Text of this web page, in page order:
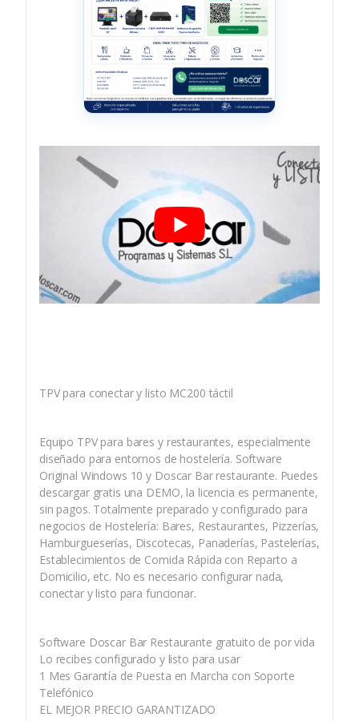
TPV para conectar y listo MC200 táctil
Equipo TPV para bares y restaurantes, especialmente
diseñado para entornos de hostelería. Software
Original Windows 10 y Doscar Bar restaurante. Puedes
descargar gratis una DEMO, la licencia es permanente,
sin pagos. Totalmente preparado y configurado para
negocios de Hostelería: Bares, Restaurantes, Pizzerías,
Hamburgueserías, Discotecas, Panaderías, Pastelerías,
Establecimientos de Comida Rápida con Reparto a
Domicilio, etc. No es necesario configurar nada,
conectar y listo para funcionar.
Software Doscar Bar Restaurante gratuito de por vida
Lo recibes configurado y listo para usar
1 Mes Garantía de Puesta en Marcha con Soporte
Telefónico
EL MEJOR PRECIO GARANTIZADO